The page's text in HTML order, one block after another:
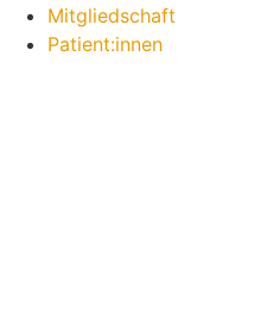
Mitgliedschaft
Patient:innen